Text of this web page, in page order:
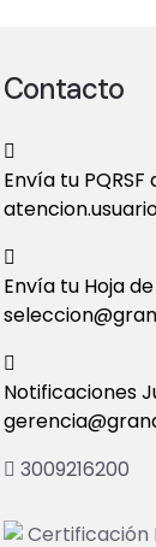
Contacto
Envía tu
Envía tu Hoja
Notificaciones
3009216200